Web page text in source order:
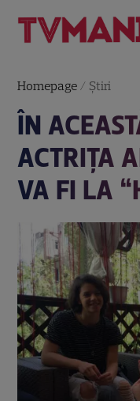
Homepage / Știri
ÎN
ACTRIȚA
VA FI LA